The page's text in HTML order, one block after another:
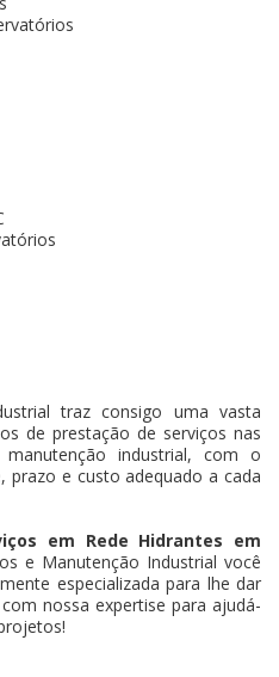
traz consigo uma vasta
de prestação de serviços nas
industrial, com o
prazo e custo adequado a cada
em Rede Hidrantes em
e Manutenção Industrial você
especializada para lhe dar
nossa expertise para ajudá-